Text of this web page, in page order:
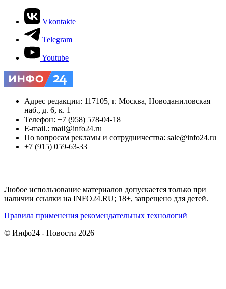
Vkontakte
Telegram
Youtube
Адрес редакции: 117105, г. Москва, Новоданиловская
наб., д. 6, к. 1
Телефон: +7 (958) 578-04-18
E-mail.: mail@info24.ru
По вопросам рекламы и сотрудничества: sale@info24.ru
+7 (915) 059-63-33
Любое использование материалов допускается только при
наличии ссылки на INFO24.RU; 18+, запрещено для детей.
Правила применения рекомендательных технологий
© Инфо24 - Новости 2026